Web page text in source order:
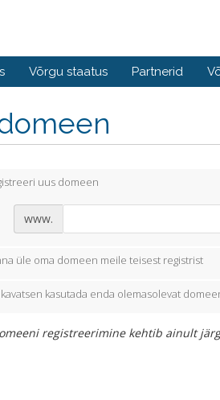
Võrgu staatus Partnerid
uus domeen
www.
üle oma domeen meile teisest registrist
kavatsen kasutada enda olemasolevat
registreerimine kehtib ainult